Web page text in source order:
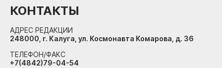
КОНТАКТЫ
АДРЕС РЕДАКЦИИ
248000, г. Калуга, ул. Космонавта Комарова, д. 36
ТЕЛЕФОН/ФАКС
+7(4842)79-04-54